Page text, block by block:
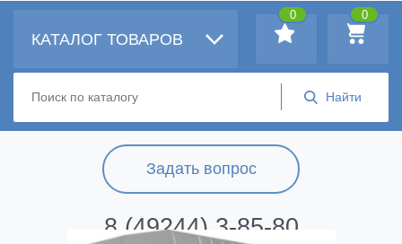
Задать вопрос
8 (49244) 3-85-80
КАТАЛОГ ТОВАРОВ
0
0